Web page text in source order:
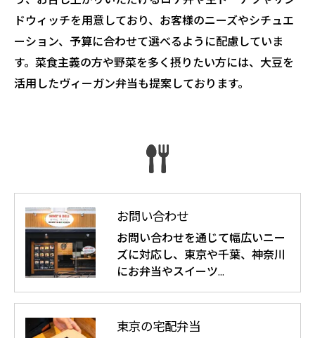
ドウィッチを用意しており、お客様のニーズやシチュエ
ーション、予算に合わせて選べるように配慮していま
す。菜食主義の方や野菜を多く摂りたい方には、大豆を
活用したヴィーガン弁当も提案しております。
お問い合わせ
お問い合わせを通じて幅広いニー
ズに対応し、東京や千葉、神奈川
にお弁当やスイーツ…
東京の宅配弁当